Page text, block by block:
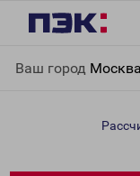
Ваш город
Челнов в Норильск